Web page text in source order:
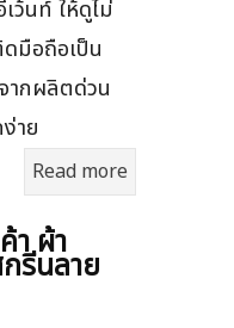
ว้นท์ ให้ดูไม่
มือถือเป็น
ากผลิตด่วน
าย
Read more
า ผ้า
รีนลาย